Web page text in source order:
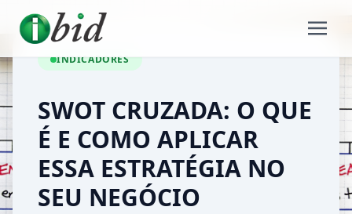
INDICADORES
SWOT CRUZADA: O QUE
É E COMO APLICAR
ESSA ESTRATÉGIA NO
SEU NEGÓCIO